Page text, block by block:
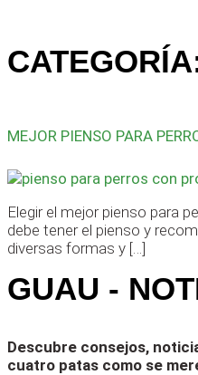
MEJOR PIENSO PARA
Elegir el mejor pienso para
debe tener el pienso y
diversas formas y […]
GUAU -
Descubre consejos,
cuatro patas como se